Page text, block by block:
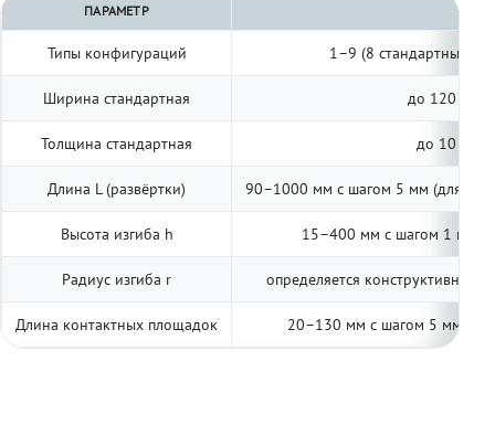
ПАРАМЕТР
Типы конфигураций 1–9 (8 стандартных,
Ширина стандартная до 120 мм
Толщина стандартная до 10 мм
Длина L (развёртки) 90–1000 мм с шагом 5 мм (для
Высота изгиба h 15–400 мм с шагом 1 мм
Радиус изгиба r определяется конструктивно;
Длина контактных площадок 20–130 мм с шагом 5 мм